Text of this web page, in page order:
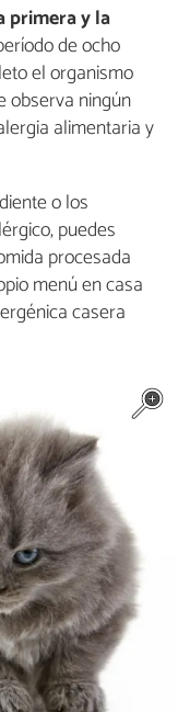
primera y la
de ocho
el organismo
observa ningún
alimentaria y
o los
puedes
procesada
menú en casa
casera